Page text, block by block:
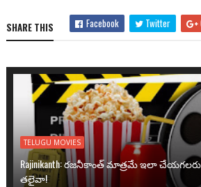
SHARE THIS Facebook Twitter
TELUGU MOVIES
Rajinikanth: రజనీకాంత్ మాత్రమే ఇలా
తలైవా!